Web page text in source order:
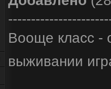
Вооще класс -
выживании